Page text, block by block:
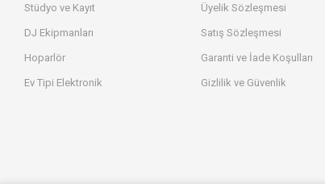
Stüdyo ve Kayıt
DJ Ekipmanları
Hoparlör
Ev Tipi Elektronik
Üyelik Sözleşmesi
Satış Sözleşmesi
Garanti ve İade Koşulları
Gizlilik ve Güvenlik